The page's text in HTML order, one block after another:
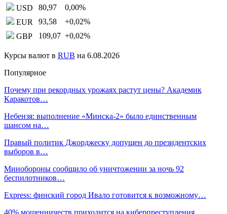
USD
80,97 0,00%
EUR
93,58 +0,02%
GBP
109,07 +0,02%
Курсы валют в RUB на 6.08.2026
Популярное
Почему при рекордных урожаях растут цены? Академик
Каракотов…
Небензя: выполнение «Минска-2» было единственным
шансом на…
Правый политик Джорджеску допущен до президентских
выборов в…
Минобороны сообщило об уничтожении за ночь 92
беспилотников…
Express: финский город Ивало готовится к возможному…
40% мошенничеств приходится на киберпреступления